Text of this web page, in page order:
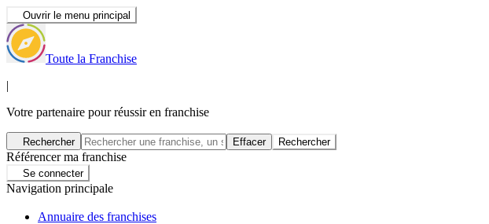
Ouvrir le menu principal
Toute la Franchise
|
Votre partenaire pour réussir en franchise
Rechercher Effacer Rechercher
Référencer ma franchise
Se connecter
Navigation principale
Annuaire des franchises